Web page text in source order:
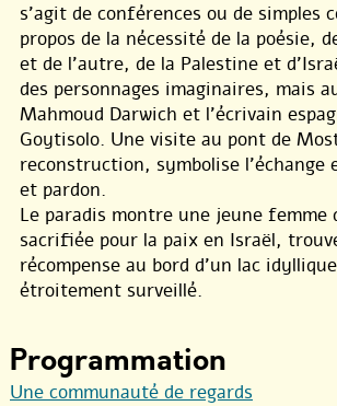
s’agit de conférences ou de simples
propos de la nécessité de la poésie,
et de l’autre, de la Palestine et
des personnages imaginaires, mais
Mahmoud Darwich et l’écrivain
Goytisolo. Une visite au pont de
reconstruction, symbolise l’échange
et pardon.
Le paradis montre une jeune femme
sacrifiée pour la paix en Israël,
récompense au bord d’un lac
étroitement surveillé.
Programmation
Une communauté de regards